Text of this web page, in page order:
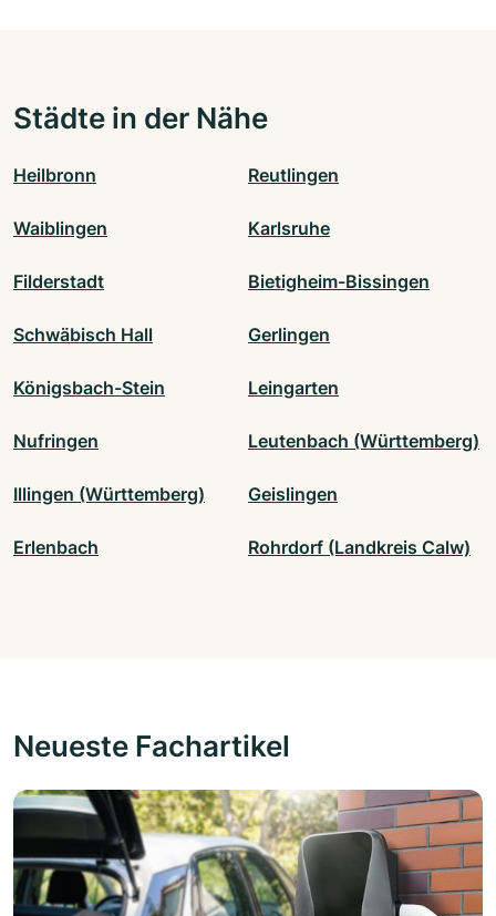
Städte in der Nähe
Heilbronn Reutlingen
Waiblingen Karlsruhe
Filderstadt Bietigheim-Bissingen
Schwäbisch Hall Gerlingen
Königsbach-Stein Leingarten
Nufringen Leutenbach (Württemberg)
Illingen (Württemberg) Geislingen
Erlenbach Rohrdorf (Landkreis Calw)
Neueste Fachartikel